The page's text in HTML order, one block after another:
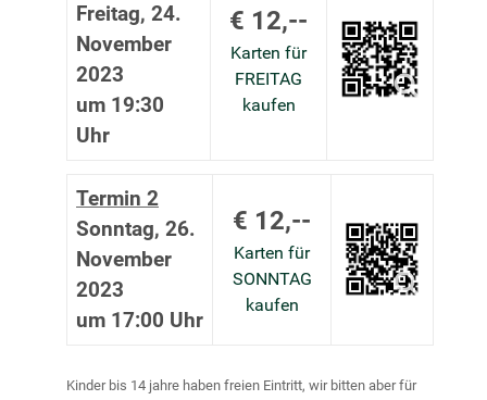
Freitag, 24.
November
2023
um 19:30
Uhr
€ 12,--
Karten für
FREITAG
kaufen
Termin 2
Sonntag, 26.
November
2023
um 17:00 Uhr
€ 12,--
Karten für
SONNTAG
kaufen
Kinder bis 14 jahre haben freien Eintritt, wir bitten aber für